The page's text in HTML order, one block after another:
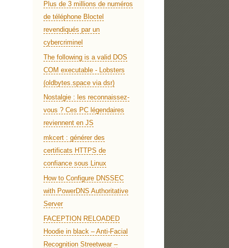
Plus de 3 millions de numéros
de téléphone Bloctel
revendiqués par un
cybercriminel
The following is a valid DOS
COM executable - Lobsters
(oldbytes.space via dsr)
Nostalgie : les reconnaissez-
vous ? Ces PC légendaires
reviennent en JS
mkcert : générer des
certificats HTTPS de
confiance sous Linux
How to Configure DNSSEC
with PowerDNS Authoritative
Server
FACEPTION RELOADED
Hoodie in black – Anti-Facial
Recognition Streetwear –